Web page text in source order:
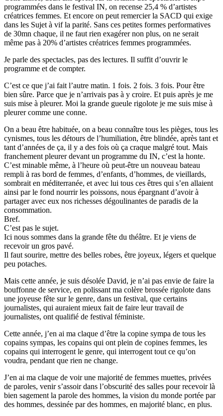
programmées dans le festival IN, on recense 25,4 % d’artistes
créatrices femmes. Et encore on peut remercier la SACD qui exige
dans les Sujet à vif la parité. Sans ces petites formes performatives
de 30mn chaque, il ne faut rien exagérer non plus, on ne serait
même pas à 20% d’artistes créatrices femmes programmées.
Je parle des spectacles, pas des lectures. Il suffit d’ouvrir le
programme et de compter.
C’est ce que j’ai fait l’autre matin. 1 fois. 2 fois. 3 fois. Pour être
bien sûre. Parce que je n’arrivais pas à y croire. Et puis après je me
suis mise à pleurer. Moi la grande gueule rigolote je me suis mise à
pleurer comme une conne.
On a beau être habituée, on a beau connaître tous les pièges, tous les
cynismes, tous les détours de l’humiliation, être blindée, après tant et
tant d’années de ça, il y a des fois où ça craque malgré tout. Mais
franchement pleurer devant un programme du IN, c’est la honte.
C’est minable même, à l’heure où peut-être un nouveau bateau
rempli à ras bord de femmes, d’enfants, d’hommes, de vieillards,
sombrait en méditerranée, et avec lui tous ces êtres qui s’en allaient
ainsi par le fond nourrir les poissons, nous épargnant d’avoir à
partager avec eux nos richesses dégoulinantes de paradis de la
consommation.
Bref.
C’est pas le sujet.
Ici nous sommes dans la grande fête du théâtre. Et je viens de
recevoir un gros pavé.
Il faut sourire, mettre des belles robes, être joyeux, légers et quelque
peu potaches.
Mais cette année, je suis désolée David, je n’ai pas envie de faire la
bouffonne de service, en polissant ma colère brossée rigolote dans
une joyeuse fête sur le genre, dans un festival, que certains
journalistes, qui auraient mieux fait de faire leur travail de
journalistes, ont qualifié de festival féministe.
Cette année, j’en ai ma claque d’être la copine sympa de tous les
copains sympas, les copains qui ont plein de copines femmes, les
copains qui interrogent le genre, qui interrogent tout ce qu’on
voudra, pendant que rien ne change.
J’en ai ma claque de voir une majorité de femmes muettes, privées
de paroles, venir s’assoir dans l’obscurité des salles pour recevoir là
bien sagement la parole des hommes, la vision du monde portée par
des hommes, dessinée par des hommes, en majorité blanc, en plus.